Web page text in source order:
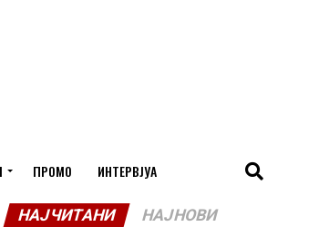
ПРОМО ИНТЕРВЈУА
НАЈЧИТАНИ НАЈНОВИ